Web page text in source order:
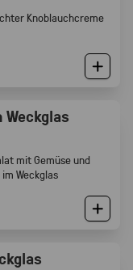
Knoblauchcreme
mit Gemüse und
Weckglas